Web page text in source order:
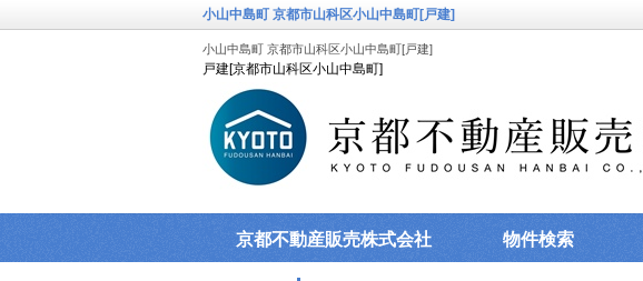
小山中島町 京都市山科区小山中島町[戸建]
小山中島町 京都市山科区小山中島町[戸建]
戸建[京都市山科区小山中島町]
京都不動産販売株式会社 物件検索